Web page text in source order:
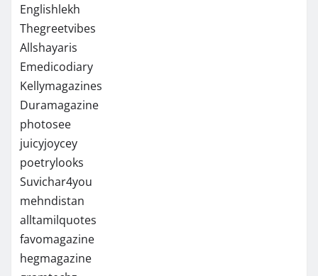
Englishlekh
Thegreetvibes
Allshayaris
Emedicodiary
Kellymagazines
Duramagazine
photosee
juicyjoycey
poetrylooks
Suvichar4you
mehndistan
alltamilquotes
favomagazine
hegmagazine